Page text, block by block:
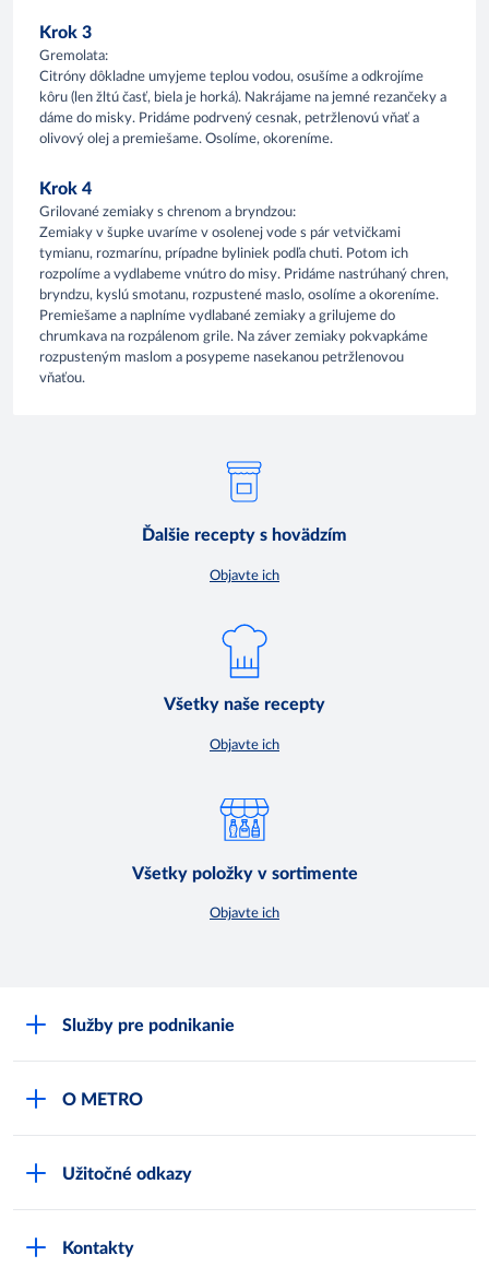
Krok 3
Gremolata:
Citróny dôkladne umyjeme teplou vodou, osušíme a odkrojíme
kôru (len žltú časť, biela je horká). Nakrájame na jemné rezančeky a
dáme do misky. Pridáme podrvený cesnak, petržlenovú vňať a
olivový olej a premiešame. Osolíme, okoreníme.
Krok 4
Grilované zemiaky s chrenom a bryndzou:
Zemiaky v šupke uvaríme v osolenej vode s pár vetvičkami
tymianu, rozmarínu, prípadne byliniek podľa chuti. Potom ich
rozpolíme a vydlabeme vnútro do misy. Pridáme nastrúhaný chren,
bryndzu, kyslú smotanu, rozpustené maslo, osolíme a okoreníme.
Premiešame a naplníme vydlabané zemiaky a grilujeme do
chrumkava na rozpálenom grile. Na záver zemiaky pokvapkáme
rozpusteným maslom a posypeme nasekanou petržlenovou
vňaťou.
Ďalšie recepty s hovädzím
Objavte ich
Všetky naše recepty
Objavte ich
Všetky položky v sortimente
Objavte ich
Služby pre podnikanie
Track & trace
O METRO
Užitočné odkazy
Kontakty